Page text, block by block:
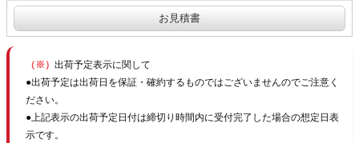
（※） 出荷予定表示に関して
●出荷予定は出荷日を保証・確約するものではございませんのでご注意く
ださい。
●上記表示の出荷予定日付は締切り時間内に受付完了した場合の想定日表
示です。